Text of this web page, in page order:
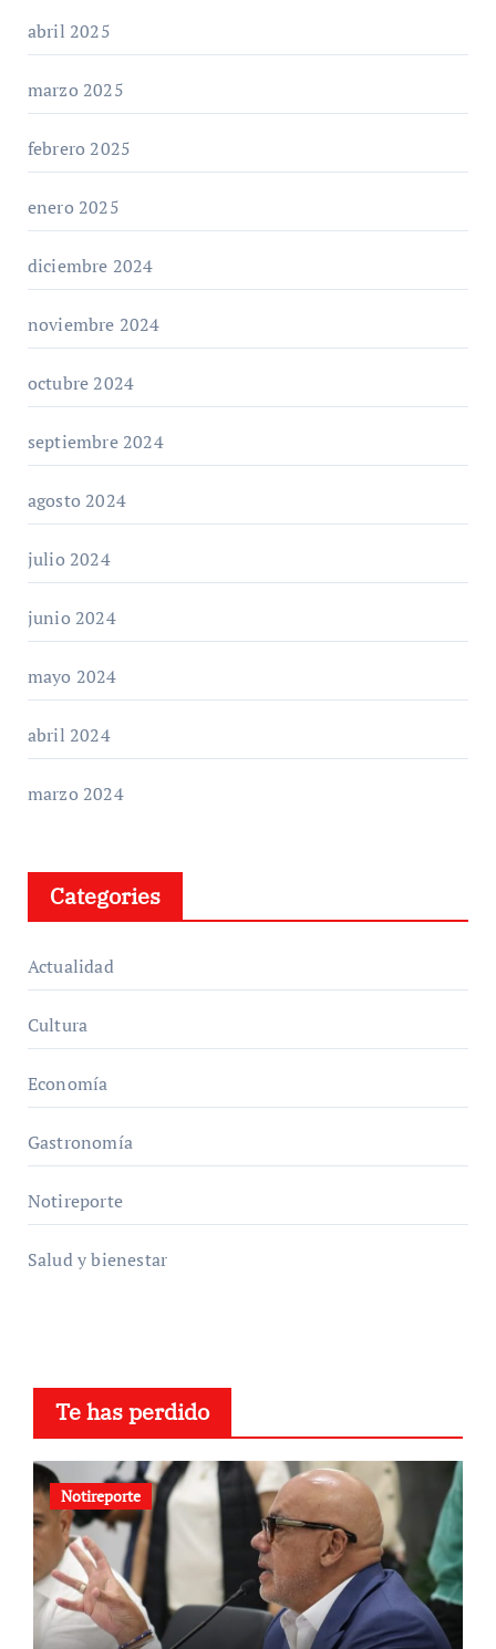
abril 2025
marzo 2025
febrero 2025
enero 2025
diciembre 2024
noviembre 2024
octubre 2024
septiembre 2024
agosto 2024
julio 2024
junio 2024
mayo 2024
abril 2024
marzo 2024
Categories
Actualidad
Cultura
Economía
Gastronomía
Notireporte
Salud y bienestar
Te has perdido
Notireporte